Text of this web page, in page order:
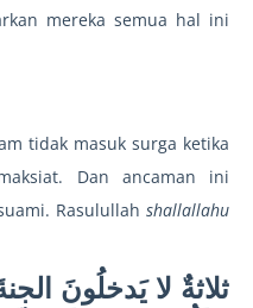
mereka semua hal ini
tidak masuk surga ketika
Dan ancaman ini
Rasulullah shallallahu
ثلاثةٌ لا يَدخلُونَ